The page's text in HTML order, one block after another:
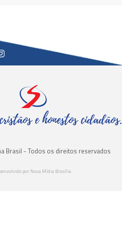
e honestos cidadãos.
Brasil - Todos os direitos reservados
por Nova Mídia Brasília